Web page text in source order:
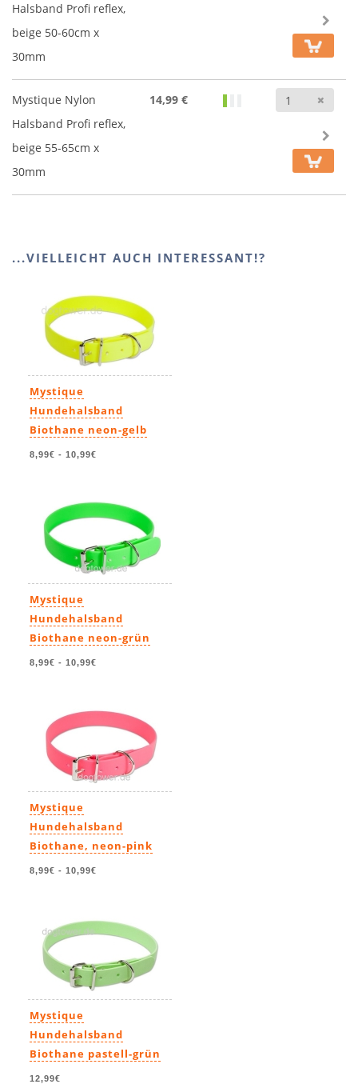
Halsband Profi reflex,
beige 50-60cm x
30mm
Mystique Nylon
Halsband Profi reflex,
beige 55-65cm x
30mm
14,99 €
...VIELLEICHT AUCH INTERESSANT!?
Mystique
Hundehalsband
Biothane neon-gelb
8,99€ - 10,99€
Mystique
Hundehalsband
Biothane neon-grün
8,99€ - 10,99€
Mystique
Hundehalsband
Biothane, neon-pink
8,99€ - 10,99€
Mystique
Hundehalsband
Biothane pastell-grün
12,99€